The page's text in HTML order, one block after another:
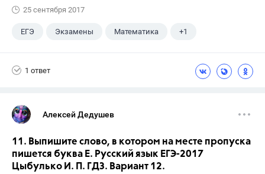
25 сентября 2017
ЕГЭ Экзамены Математика +1
1 ответ
Алексей Дедушев
11. Выпишите слово, в котором на месте пропуска
пишется буква Е. Русский язык ЕГЭ-2017
Цыбулько И. П. ГДЗ. Вариант 12.